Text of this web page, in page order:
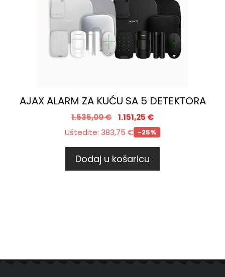
AJAX ALARM ZA KUĆU SA 5 DETEKTORA
1.535,00€ 1.151,25 €
Uštedite: 383,75 € -25%
Dodaj u košaricu